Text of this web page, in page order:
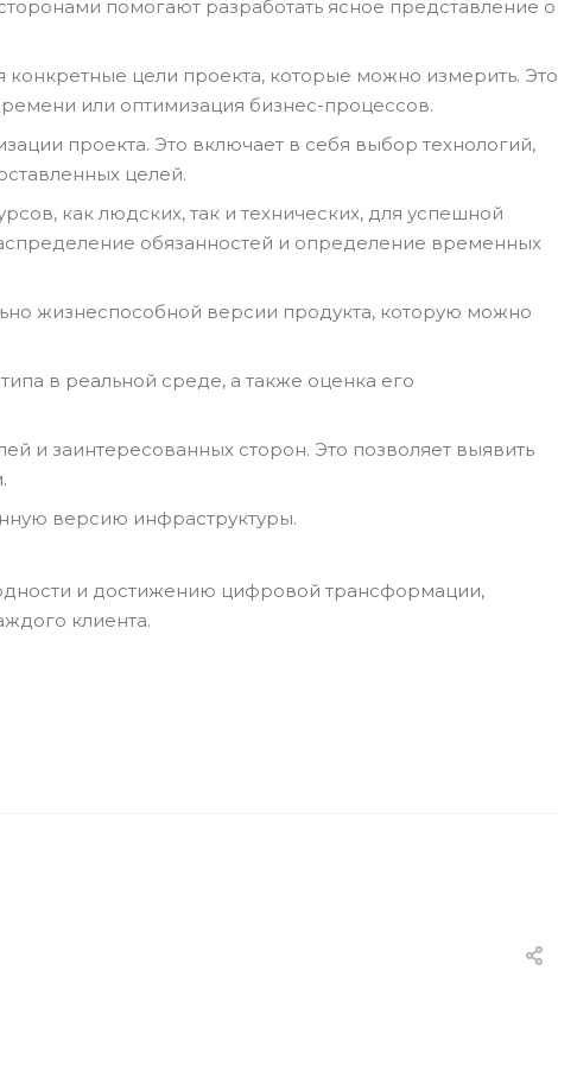
помогают разработать ясное представление о
цели проекта, которые можно измерить. Это
или оптимизация бизнес-процессов.
проекта. Это включает в себя выбор технологий,
целей.
как людских, так и технических, для успешной
обязанностей и определение временных
жизнеспособной версии продукта, которую можно
в реальной среде, а также оценка его
и заинтересованных сторон. Это позволяет выявить
версию инфраструктуры.
и достижению цифровой трансформации,
клиента.